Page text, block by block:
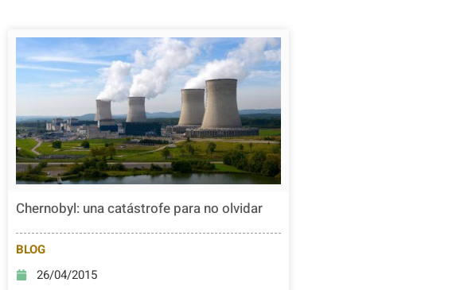
Chernobyl: una catástrofe para no olvidar
BLOG
26/04/2015